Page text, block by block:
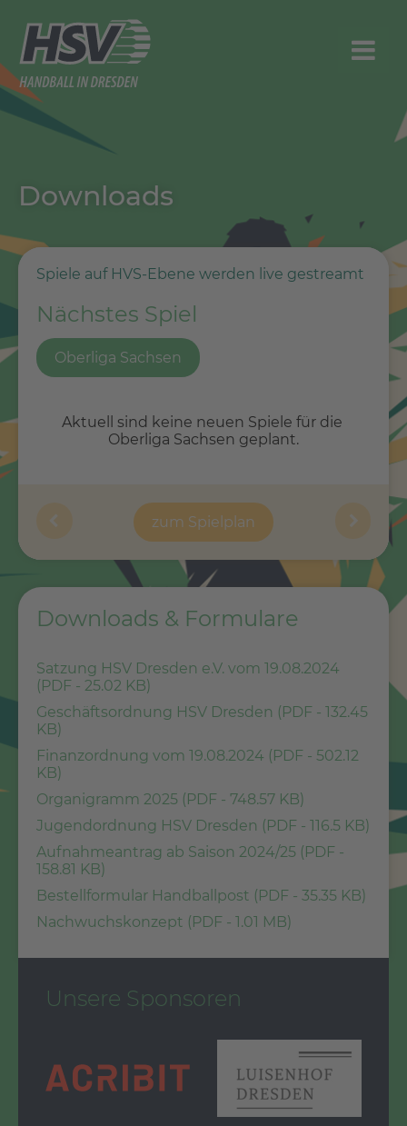
Downloads
Spiele auf HVS-Ebene werden live gestreamt
Nächstes Spiel
Oberliga Sachsen
Aktuell sind keine neuen Spiele für die
Oberliga Sachsen geplant.
zum Spielplan
Downloads & Formulare
Satzung HSV Dresden e.V. vom 19.08.2024
(PDF - 25.02 KB)
Geschäftsordnung HSV Dresden (PDF - 132.45
KB)
Finanzordnung vom 19.08.2024 (PDF - 502.12
KB)
Organigramm 2025 (PDF - 748.57 KB)
Jugendordnung HSV Dresden (PDF - 116.5 KB)
Aufnahmeantrag ab Saison 2024/25 (PDF -
158.81 KB)
Bestellformular Handballpost (PDF - 35.35 KB)
Nachwuchskonzept (PDF - 1.01 MB)
Unsere Sponsoren